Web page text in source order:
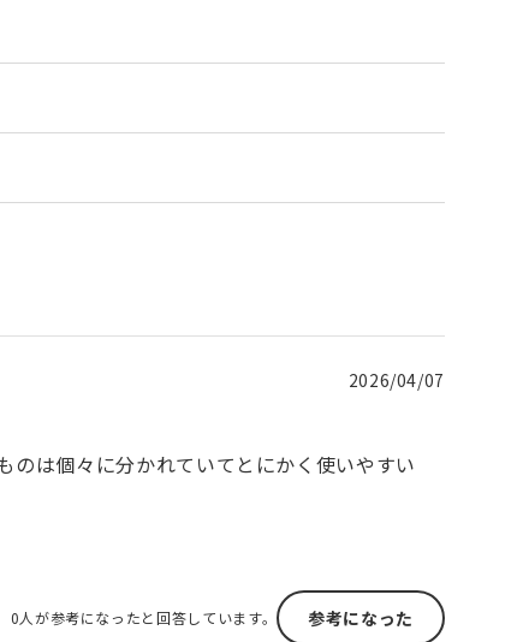
2026/04/07
のは個々に分かれていてとにかく使いやすい
0人が参考になったと回答しています。 参考になった